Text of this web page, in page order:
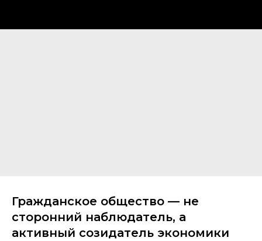
Гражданское общество — не
сторонний наблюдатель, а
активный созидатель экономики